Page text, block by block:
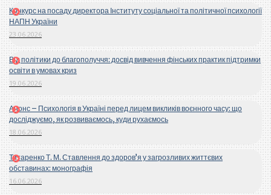
Конкурс на посаду директора Інституту соціальної та політичної психології
НАПН України
23.06.2026
Від політики до благополуччя: досвід вивчення фінських практик підтримки
освіти в умовах криз
19.06.2026
Анонс – Психологія в Україні перед лицем викликів воєнного часу: що
досліджуємо, як розвиваємось, куди рухаємось
18.06.2026
Титаренко Т. М. Ставлення до здоров’я у загрозливих життєвих
обставинах: монографія
16.06.2026